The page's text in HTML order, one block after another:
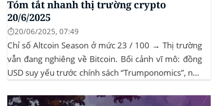
Tóm tắt nhanh thị trường crypto
20/6/2025
⏱️20/06/2025, 07:49
Chỉ số Altcoin Season ở mức 23 / 100 → Thị trường
vẫn đang nghiêng về Bitcoin. Bối cảnh vĩ mô: đồng
USD suy yếu trước chính sách “Trumponomics”, nhà
Sự kiện Chi tiết Hack 100 triệu USD...